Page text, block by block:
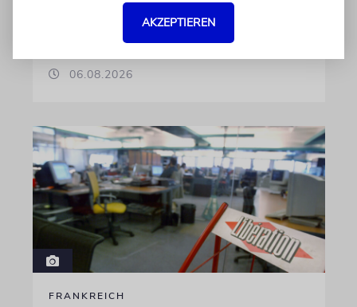
Verbindung zu der spanischen Insel und sein
Engagement für deren kulturelles Erbe geehrt
06.08.2026
FRANKREICH
AKZEPTIEREN